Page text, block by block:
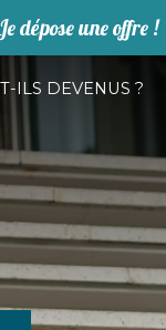
dépose une offre !
ILS DEVENUS ?